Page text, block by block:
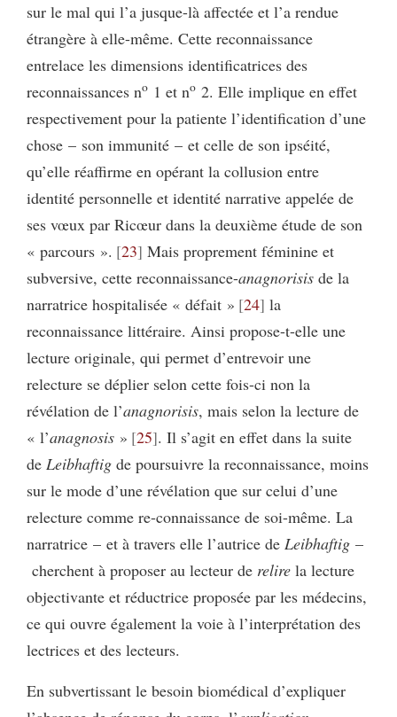
sur le mal qui l’a jusque-là affectée et l’a rendue
étrangère à elle-même. Cette reconnaissance
entrelace les dimensions identificatrices des
reconnaissances no 1 et no 2. Elle implique en effet
respectivement pour la patiente l’identification d’une
chose – son immunité – et celle de son ipséité,
qu’elle réaffirme en opérant la collusion entre
identité personnelle et identité narrative appelée de
ses vœux par Ricœur dans la deuxième étude de son
« parcours ». 23 Mais proprement féminine et
subversive, cette reconnaissance-anagnorisis de la
narratrice hospitalisée « défait » 24 la
reconnaissance littéraire. Ainsi propose-t-elle une
lecture originale, qui permet d’entrevoir une
relecture se déplier selon cette fois-ci non la
révélation de l’anagnorisis, mais selon la lecture de
« l’anagnosis » 25 . Il s’agit en effet dans la suite
de Leibhaftig de poursuivre la reconnaissance, moins
sur le mode d’une révélation que sur celui d’une
relecture comme re-connaissance de soi-même. La
narratrice – et à travers elle l’autrice de Leibhaftig –
cherchent à proposer au lecteur de relire la lecture
objectivante et réductrice proposée par les médecins,
ce qui ouvre également la voie à l’interprétation des
lectrices et des lecteurs.
En subvertissant le besoin biomédical d’expliquer